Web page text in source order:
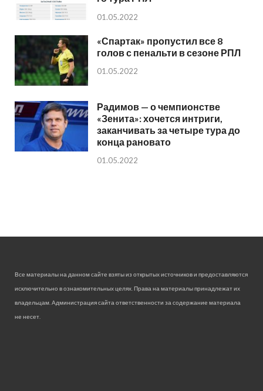
01.05.2022
«Спартак» пропустил все 8
голов с пенальти в сезоне РПЛ
01.05.2022
Радимов — о чемпионстве
«Зенита»: хочется интриги,
заканчивать за четыре тура до
конца рановато
01.05.2022
Все материалы на данном сайте взяты из открытых источников и предоставляются
исключительно в ознакомительных целях. Права на материалы принадлежат их
владельцам. Администрация сайта ответственности за содержание материала
не несет.